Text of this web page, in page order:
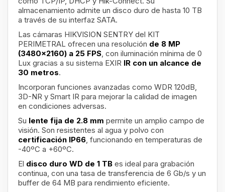
almacenamiento admite un disco duro de hasta 10 TB
a través de su interfaz SATA.
Las cámaras HIKVISION SENTRY del KIT
PERIMETRAL ofrecen una resolución de 8 MP
(3480x2160) a 25 FPS, con iluminación mínima de 0
Lux gracias a su sistema EXIR IR con un alcance de
30 metros.
Incorporan funciones avanzadas como WDR 120dB,
3D-NR y Smart IR para mejorar la calidad de imagen
en condiciones adversas.
Su lente fija de 2.8 mm permite un amplio campo de
visión. Son resistentes al agua y polvo con
certificación IP66, funcionando en temperaturas de
-40ºC a +60ºC.
El disco duro WD de 1 TB es ideal para grabación
continua, con una tasa de transferencia de 6 Gb/s y un
buffer de 64 MB para rendimiento eficiente.